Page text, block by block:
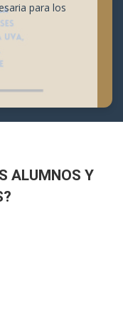
para los
ALUMNOS Y